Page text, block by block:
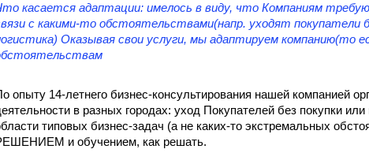
касается адаптации: имелось в виду, что Компаниям
с какими-то обстоятельствами(напр. уходят покупатели
Оказывая свои услуги, мы адаптируем компанию(то
опыту 14-летнего бизнес-консультирования нашей компанией
в разных городах: уход Покупателей без покупки
типовых бизнес-задач (а не каких-то экстремальных
и обучением, как решать.